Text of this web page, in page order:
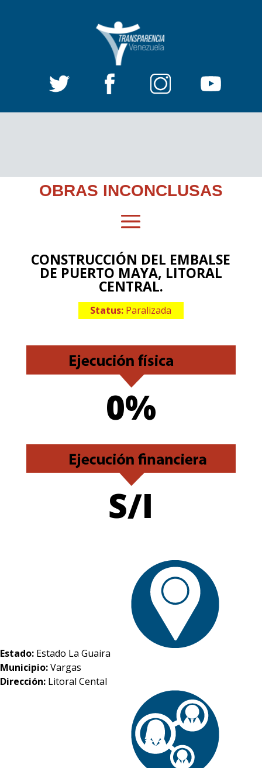
OBRAS INCONCLUSAS
CONSTRUCCIÓN DEL EMBALSE
DE PUERTO MAYA, LITORAL
CENTRAL.
Status: Paralizada
0%
S/I
Estado: Estado La Guaira
Municipio:Vargas
Dirección: Litoral Cental